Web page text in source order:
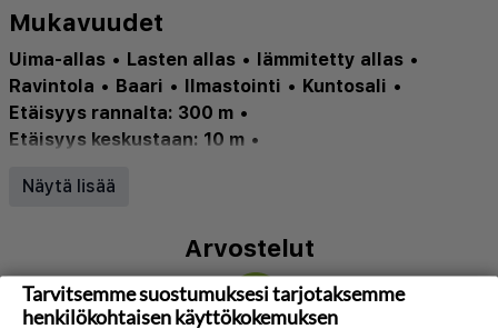
Mukavuudet
Uima-allas • Lasten allas • lämmitetty allas •
Ravintola • Baari • Ilmastointi • Kuntosali •
Etäisyys rannalta: 300 m •
Etäisyys keskustaan: 10 m •
Näytä lisää
Arvostelut
| 4,1/5
Tarvitsemme suostumuksesi tarjotaksemme
henkilökohtaisen käyttökokemuksen